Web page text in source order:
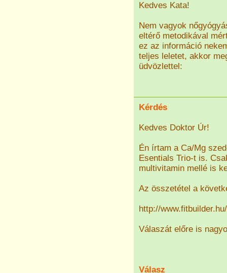
Kedves Kata!
Nem vagyok
eltérő metodikával
ez az információ
teljes leletet, akkor
üdvözlettel:
Kérdés
Kedves Doktor Úr!
Én írtam a Ca/Mg
Esentials Trio-t is.
multivitamin mellé is
Az összetétel a
http://
Válaszát előre is
Válasz